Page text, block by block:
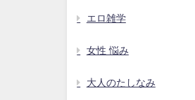
エロ雑学
女性 悩み
大人のたしなみ